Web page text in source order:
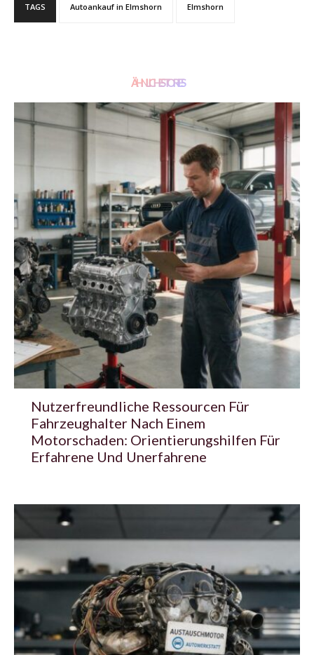
TAGS Autoankauf in Elmshorn Elmshorn
ÄHNLICHE STORIES
Nutzerfreundliche Ressourcen Für
Fahrzeughalter Nach Einem
Motorschaden: Orientierungshilfen Für
Erfahrene Und Unerfahrene